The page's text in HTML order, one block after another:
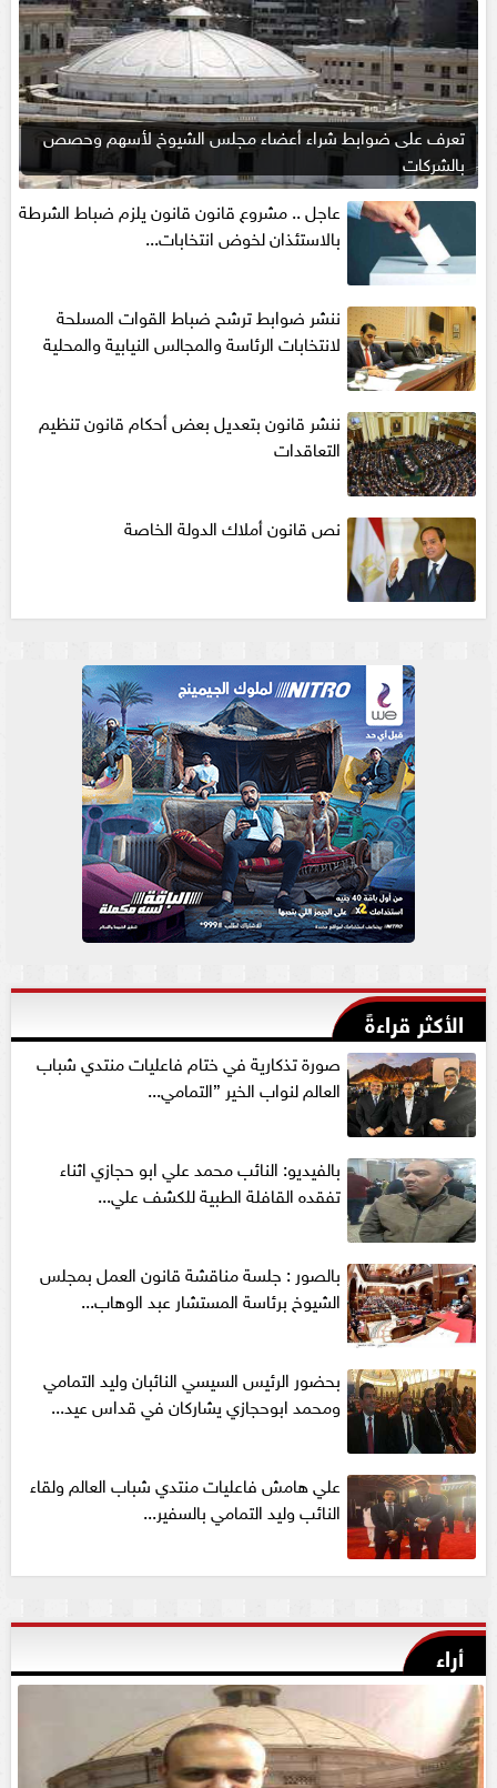
تعرف على ضوابط شراء أعضاء مجلس الشيوخ لأسهم وحصص
بالشركات
عاجل .. مشروع قانون قانون يلزم ضباط الشرطة
بالاستئذان لخوض انتخابات...
ننشر ضوابط ترشح ضباط القوات المسلحة
لانتخابات الرئاسة والمجالس النيابية والمحلية‎
ننشر قانون بتعديل بعض أحكام قانون تنظيم
التعاقدات
نص قانون أملاك الدولة الخاصة
الأكثر قراءةً
صورة تذكارية في ختام فاعليات منتدي شباب
العالم لنواب الخير ”التمامي...
بالفيديو: النائب محمد علي ابو حجازي اثناء
تفقده القافلة الطبية للكشف علي...
بالصور : جلسة مناقشة قانون العمل بمجلس
الشيوخ برئاسة المستشار عبد الوهاب...
بحضور الرئيس السيسي النائبان وليد التمامي
ومحمد ابوحجازي يشاركان في قداس عيد...
علي هامش فاعليات منتدي شباب العالم ولقاء
النائب وليد التمامي بالسفير...
أراء